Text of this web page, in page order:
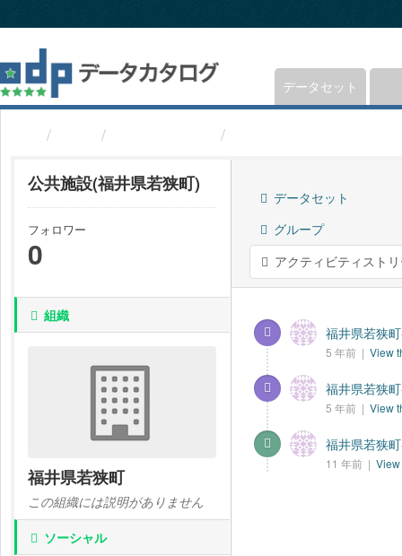
キ
プ
し
て
データセット
公共施設(福井県若狭町)
フォロワー
0
組織
福井県若狭町
この組織には説明がありません
ソーシャル
データセット
グループ
アクティビティスト
福井県若狭
5 年前 | View
福井県若狭
5 年前 | View
福井県若狭
11 年前 |